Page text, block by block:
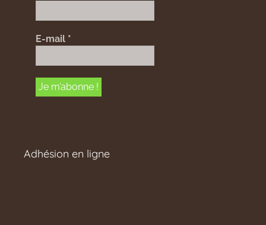
E-mail *
Adhésion en ligne